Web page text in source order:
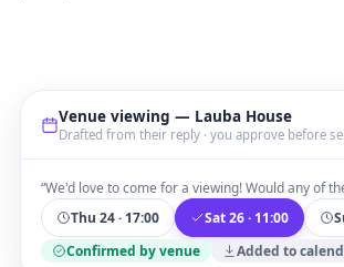
Venue viewing — Lauba House
Drafted from their reply · you approve before
“We'd love to come for a viewing! Would any of
Thu 24 · 17:00
Sat 26 · 11:00
Confirmed by venue
Added to